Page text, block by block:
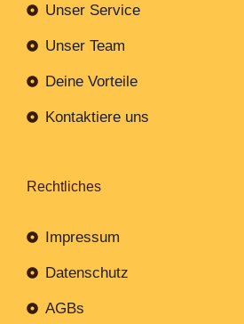
Unser Service
Unser Team
Deine Vorteile
Kontaktiere uns
Rechtliches
Impressum
Datenschutz
AGBs